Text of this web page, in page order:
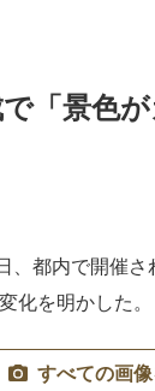
「景色
、都内で開催
化を明かした。
すべての画